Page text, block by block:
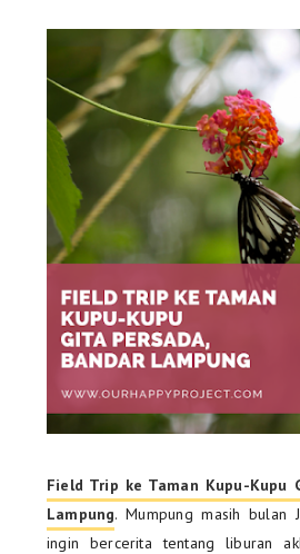
Field Trip ke Taman Kupu-Kupu
Lampung. Mumpung masih bulan
ingin bercerita tentang liburan